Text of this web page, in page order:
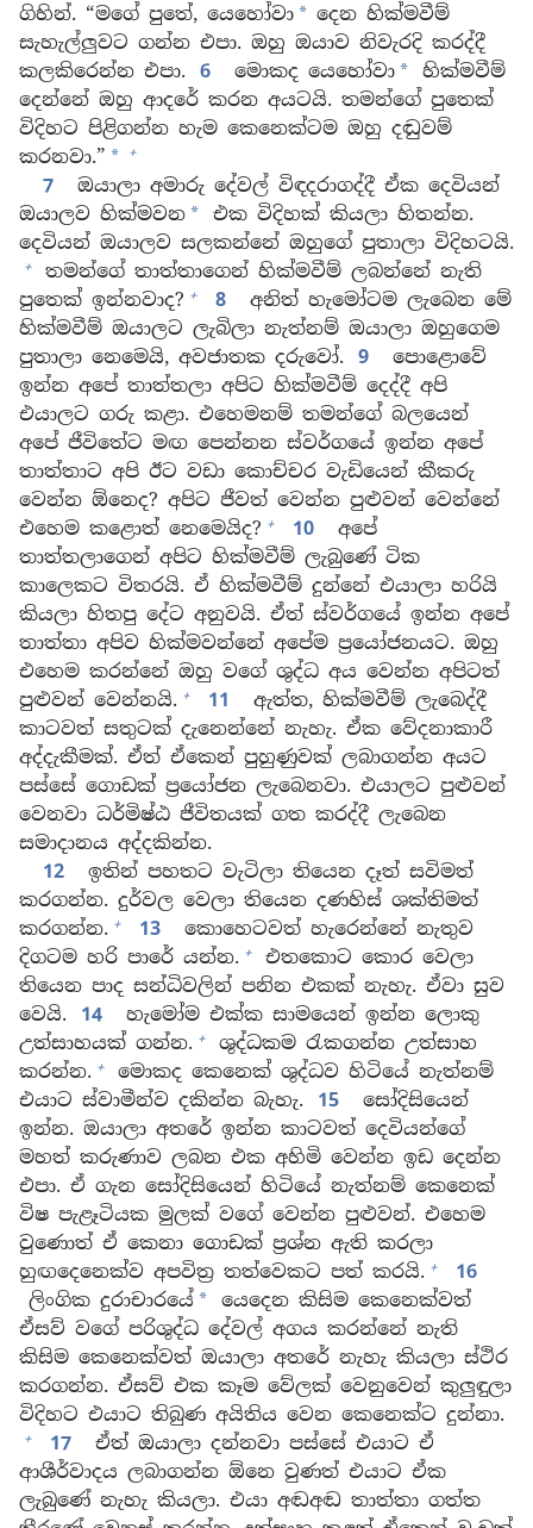
ගිහින්. “මගේ පුතේ, යෙහෝවා * දෙන හික්මවීම්
සැහැල්ලුවට ගන්න එපා. ඔහු ඔයාව නිවැරදි කරද්දී
කලකිරෙන්න එපා.
6 මොකද යෙහෝවා * හික්මවීම්
දෙන්නේ ඔහු ආදරේ කරන අයටයි. තමන්ගේ පුතෙක්
විදිහට පිළිගන්න හැම කෙනෙක්ටම ඔහු දඬුවම්
කරනවා.” * +
7
ඔයාලා අමාරු දේවල් විඳදරාගද්දී ඒක දෙවියන්
ඔයාලව හික්මවන * එක විදිහක් කියලා හිතන්න.
දෙවියන් ඔයාලව සලකන්නේ ඔහුගේ පුතාලා විදිහටයි.
+
තමන්ගේ තාත්තාගෙන් හික්මවීම් ලබන්නේ නැති
පුතෙක් ඉන්නවාද? + 8
අනිත් හැමෝටම ලැබෙන මේ
හික්මවීම් ඔයාලට ලැබිලා නැත්නම් ඔයාලා ඔහුගෙම
පුතාලා නෙමෙයි, අවජාතක දරුවෝ.
9
පොළොවේ
ඉන්න අපේ තාත්තලා අපිට හික්මවීම් දෙද්දී අපි
එයාලට ගරු කළා. එහෙමනම් තමන්ගේ බලයෙන්
අපේ ජීවිතේට මඟ පෙන්නන ස්වර්ගයේ ඉන්න අපේ
තාත්තාට අපි ඊට වඩා කොච්චර වැඩියෙන් කීකරු
වෙන්න ඕනෙද? අපිට ජීවත් වෙන්න පුළුවන් වෙන්නේ
එහෙම කළොත් නෙමෙයිද? + 10
අපේ
තාත්තලාගෙන් අපිට හික්මවීම් ලැබුණේ ටික
කාලෙකට විතරයි. ඒ හික්මවීම් දුන්නේ එයාලා හරියි
කියලා හිතපු දේට අනුවයි. ඒත් ස්වර්ගයේ ඉන්න අපේ
තාත්තා අපිව හික්මවන්නේ අපේම ප්‍රයෝජනයට. ඔහු
එහෙම කරන්නේ ඔහු වගේ ශුද්ධ අය වෙන්න අපිටත්
පුළුවන් වෙන්නයි. + 11
ඇත්ත, හික්මවීම් ලැබෙද්දී
කාටවත් සතුටක් දැනෙන්නේ නැහැ. ඒක වේදනාකාරී
අද්දැකීමක්. ඒත් ඒකෙන් පුහුණුවක් ලබාගන්න අයට
පස්සේ ගොඩක් ප්‍රයෝජන ලැබෙනවා. එයාලට පුළුවන්
වෙනවා ධර්මිෂ්ඨ ජීවිතයක් ගත කරද්දී ලැබෙන
සමාදානය අද්දකින්න.
12
ඉතින් පහතට වැටිලා තියෙන දෑත් සවිමත්
කරගන්න. දුර්වල වෙලා තියෙන දණහිස් ශක්තිමත්
කරගන්න. + 13
කොහෙටවත් හැරෙන්නේ නැතුව
දිගටම හරි පාරේ යන්න. +
එතකොට කොර වෙලා
තියෙන පාද සන්ධිවලින් පනින එකක් නැහැ. ඒවා සුව
වෙයි.
14
හැමෝම එක්ක සාමයෙන් ඉන්න ලොකු
උත්සාහයක් ගන්න. +
ශුද්ධකම රැකගන්න උත්සාහ
කරන්න. +
මොකද කෙනෙක් ශුද්ධව හිටියේ නැත්නම්
එයාට ස්වාමීන්ව දකින්න බැහැ.
15
සෝදිසියෙන්
ඉන්න. ඔයාලා අතරේ ඉන්න කාටවත් දෙවියන්ගේ
මහත් කරුණාව ලබන එක අහිමි වෙන්න ඉඩ දෙන්න
එපා. ඒ ගැන සෝදිසියෙන් හිටියේ නැත්නම් කෙනෙක්
විෂ පැළෑටියක මුලක් වගේ වෙන්න පුළුවන්. එහෙම
වුණොත් ඒ කෙනා ගොඩක් ප්‍රශ්න ඇති කරලා
හුඟදෙනෙක්ව අපවිත්‍ර තත්වෙකට පත් කරයි. +
16
ලිංගික දුරාචාරයේ * යෙදෙන කිසිම කෙනෙක්වත්
ඒසව් වගේ පරිශුද්ධ දේවල් අගය කරන්නේ නැති
කිසිම කෙනෙක්වත් ඔයාලා අතරේ නැහැ කියලා ස්ථිර
කරගන්න. ඒසව් එක කෑම වේලක් වෙනුවෙන් කුලුඳුලා
විදිහට එයාට තිබුණ අයිතිය වෙන කෙනෙක්ට දුන්නා.
+ 17
ඒත් ඔයාලා දන්නවා පස්සේ එයාට ඒ
ආශීර්වාදය ලබාගන්න ඕනෙ වුණත් එයාට ඒක
ලැබුණේ නැහැ කියලා. එයා අඬඅඬ තාත්තා ගත්ත